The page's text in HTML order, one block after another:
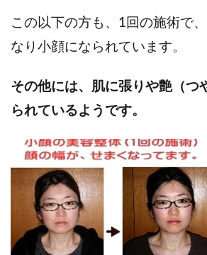
この以下の方も、1回の施術で
なり小顔になられています。
その他には、肌に張りや艶（つ
られているようです。